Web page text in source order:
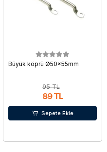
Büyük köprü Ø50x55mm
95 TL
89 TL
Sepete Ekle